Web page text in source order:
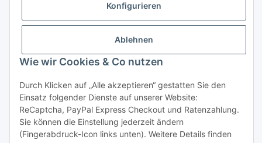
Konfigurieren
Ablehnen
Wie wir Cookies & Co nutzen
Durch Klicken auf „Alle akzeptieren“ gestatten Sie den
Einsatz folgender Dienste auf unserer Website:
ReCaptcha, PayPal Express Checkout und Ratenzahlung.
Sie können die Einstellung jederzeit ändern
(Fingerabdruck-Icon links unten). Weitere Details finden
Vertrag widerrufen